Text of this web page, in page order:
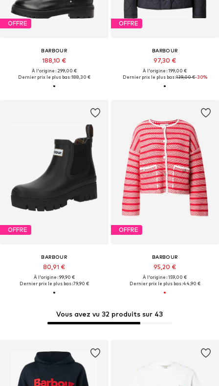
Vous avez vu 32 produits sur 43
OFFRE
BARBOUR
188,10 €
À l'origine : 299,00 €
Dernier prix le plus bas :188,30 €
OFFRE
BARBOUR
97,30 €
À l'origine : 199,00 €
Dernier prix le plus bas :139,00 €-30%
OFFRE
BARBOUR
80,91 €
À l'origine : 99,90 €
Dernier prix le plus bas :79,90 €
OFFRE
BARBOUR
95,20 €
À l'origine : 159,00 €
Dernier prix le plus bas :44,90 €